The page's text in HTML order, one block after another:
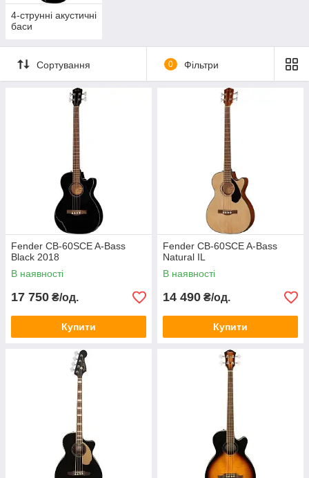
4-струнні акустичні
баси
Сортування 0 Фільтри
Fender CB-60SCE A-Bass
Black 2018
В наявності
17 750 ₴/од.
Купити
Fender CB-60SCE A-Bass
Natural IL
В наявності
14 490 ₴/од.
Купити